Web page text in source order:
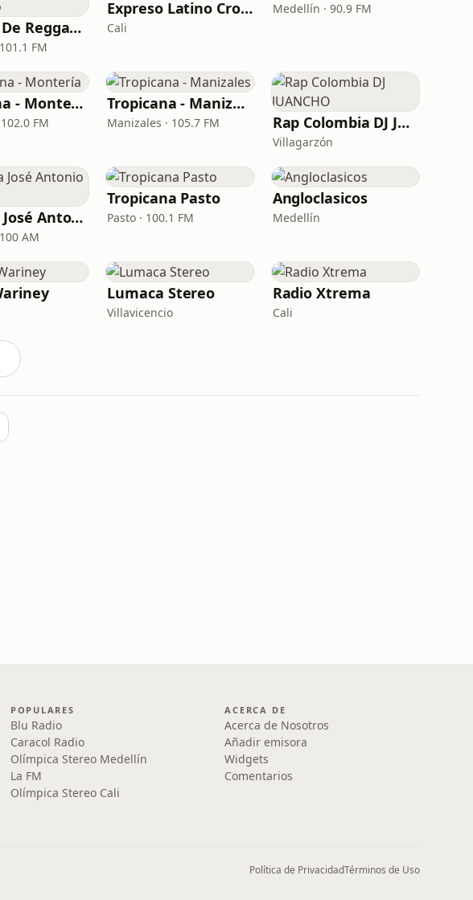
Clasicos De Reggaeton by PMPradio
FM
Expreso Latino Crossover
Cali
Medellín · 90.9 FM
Tropicana - Montería
FM
Tropicana - Manizales
Manizales · 105.7 FM Rap Colombia DJ JUANCHO
Villagarzón
Emisora José Antonio Galán
AM
Tropicana Pasto
Pasto · 100.1 FM
Angloclasicos
Medellín
Lumaca Stereo
Villavicencio
Radio Xtrema
Cali
POPULARES
Blu Radio
Caracol Radio
Olímpica Stereo Medellín
La FM
Olímpica Stereo Cali
ACERCA DE
Acerca de Nosotros
Añadir emisora
Widgets
Comentarios
Política de PrivacidadTérminos de Uso